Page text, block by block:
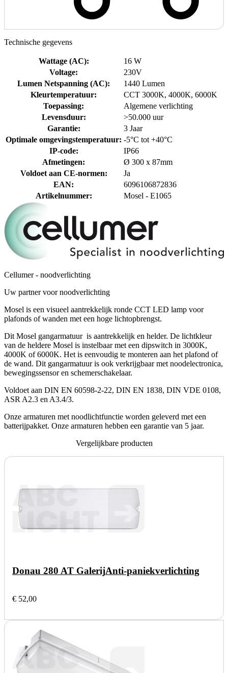
Technische gegevens
Wattage (AC):
16 W
Voltage:
230V
Lumen Netspanning (AC):
1440 Lumen
Kleurtemperatuur:
CCT 3000K, 4000K, 6000K
Toepassing:
Algemene verlichting
Levensduur:
>50.000 uur
Garantie:
3 Jaar
Optimale omgevingstemperatuur: -5°C tot +40°C
IP-code:
IP66
Afmetingen:
Ø 300 x 87mm
Voldoet aan CE-normen:
Ja
EAN:
6096106872836
Artikelnummer: Mosel - E1065
Cellumer - noodverlichting
Uw partner voor noodverlichting
Mosel is een visueel aantrekkelijk ronde CCT LED lamp voor
plafonds of wanden met een hoge lichtopbrengst.
Dit Mosel gangarmatuur is aantrekkelijk en helder. De lichtkleur
van de heldere Mosel is instelbaar met een dipswitch in 3000K,
4000K of 6000K. Het is eenvoudig te monteren aan het plafond of
de wand. Dit gangarmatuur is ook verkrijgbaar met noodelectronica,
bewegingssensor en schemerschakelaar.
Voldoet aan DIN EN 60598-2-22, DIN EN 1838, DIN VDE 0108,
ASR A2.3 en A3.4/3.
Onze armaturen met noodlichtfunctie worden geleverd met een
batterijpakket. Onze armaturen hebben een garantie van 5 jaar.
Vergelijkbare producten
Donau 280 AT GalerijAnti-paniekverlichting
€ 52,00